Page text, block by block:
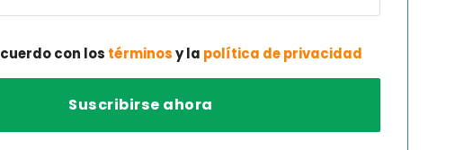
con los términosy la política de privacidad